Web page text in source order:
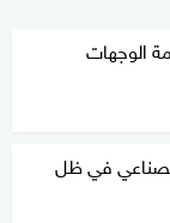
الوجهات
في ظل